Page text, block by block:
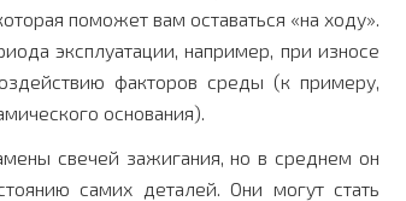
поможет вам оставаться «на ходу».
эксплуатации, например, при износе
факторов среды (к примеру,
основания).
свечей зажигания, но в среднем он
самих деталей. Они могут стать